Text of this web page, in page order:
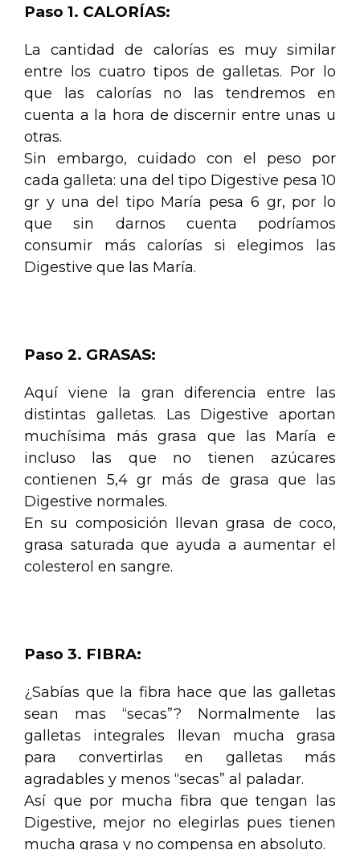
Paso 1. CALORÍAS:
La cantidad de calorías es muy similar
entre los cuatro tipos de galletas. Por lo
que las calorías no las tendremos en
cuenta a la hora de discernir entre unas u
otras.
Sin embargo, cuidado con el peso por
cada galleta: una del tipo Digestive pesa 10
gr y una del tipo María pesa 6 gr, por lo
que sin darnos cuenta podríamos
consumir más calorías si elegimos las
Digestive que las María.
Paso 2. GRASAS:
Aquí viene la gran diferencia entre las
distintas galletas. Las Digestive aportan
muchísima más grasa que las María e
incluso las que no tienen azúcares
contienen 5,4 gr más de grasa que las
Digestive normales.
En su composición llevan grasa de coco,
grasa saturada que ayuda a aumentar el
colesterol en sangre.
Paso 3. FIBRA:
¿Sabías que la fibra hace que las galletas
sean mas “secas”? Normalmente las
galletas integrales llevan mucha grasa
para convertirlas en galletas más
agradables y menos “secas” al paladar.
Así que por mucha fibra que tengan las
Digestive, mejor no elegirlas pues tienen
mucha grasa y no compensa en absoluto.